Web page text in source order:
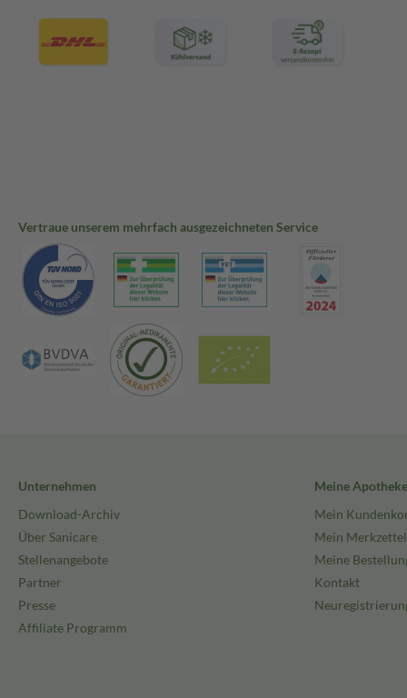
Vertraue unserem mehrfach ausgezeichneten Service
Unternehmen
Download-Archiv
Über Sanicare
Stellenangebote
Partner
Presse
Affiliate Programm
Meine Apotheke
Mein
Mein Merkzettel
Meine
Kontakt